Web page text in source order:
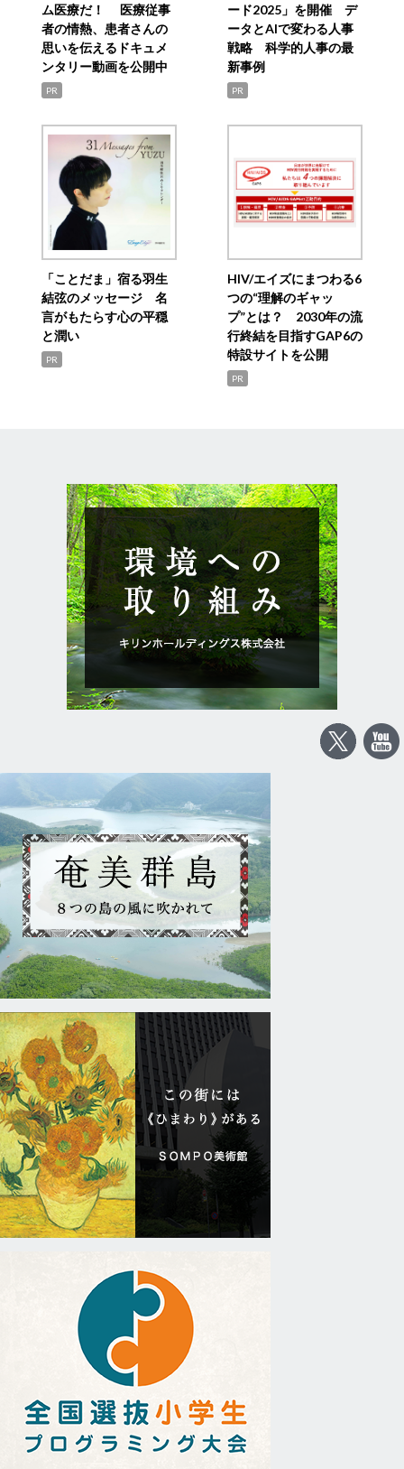
ム医療だ！ 医療従事
者の情熱、患者さんの
思いを伝えるドキュメ
ンタリー動画を公開中
PR
ード2025」を開催 デ
ータとAIで変わる人事
戦略 科学的人事の最
新事例
PR
「ことだま」宿る羽生
結弦のメッセージ 名
言がもたらす心の平穏
と潤い
PR
HIV/エイズにまつわる6
つの“理解のギャッ
プ”とは？ 2030年の流
行終結を目指すGAP6の
特設サイトを公開
PR